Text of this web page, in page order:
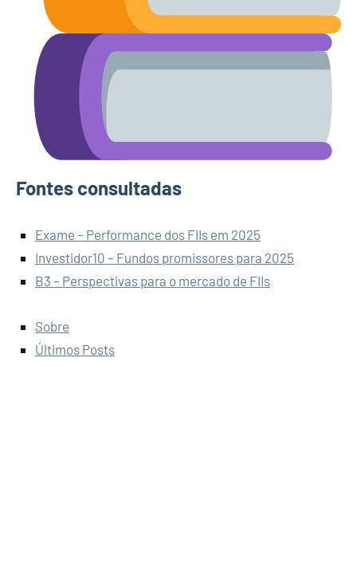
Fontes consultadas
Exame – Performance dos FIIs em 2025
Investidor10 – Fundos promissores para 2025
B3 – Perspectivas para o mercado de FIIs
Sobre
Últimos Posts